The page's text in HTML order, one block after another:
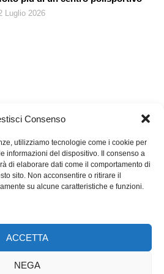
Consenso
utilizziamo tecnologie come i cookie per
informazioni del dispositivo. Il consenso a
di elaborare dati come il comportamento di
sito. Non acconsentire o ritirare il
su alcune caratteristiche e funzioni.
ACCETTA
NEGA
«Vivi come se dovessi morire
dovessi morire mai, perché noi
hanno sempre forme animali».
meglio ancora, puntare i riflettori sui
Luglio 2026